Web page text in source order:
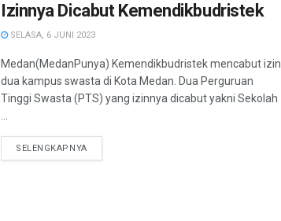
Izinnya Dicabut Kemendikbudristek
SELASA, 6 JUNI 2023
Medan(MedanPunya) Kemendikbudristek mencabut izin
dua kampus swasta di Kota Medan. Dua Perguruan
Tinggi Swasta (PTS) yang izinnya dicabut yakni Sekolah
SELENGKAPNYA